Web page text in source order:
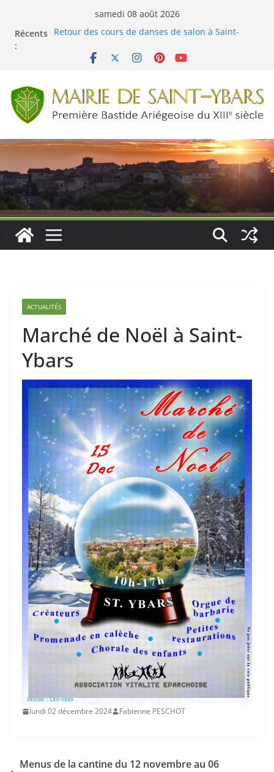
contenu
samedi 08 août 2026
Récents
:
Retour des cours de danses de salon à Saint-
Menus cantine du 04 au 29 mai 2026
ACTUALITÉS
Marché de Noël à Saint-
Ybars
lundi 02 décembre 2024 Fabienne PESCHOT
Menus de la cantine du 12 novembre au 06